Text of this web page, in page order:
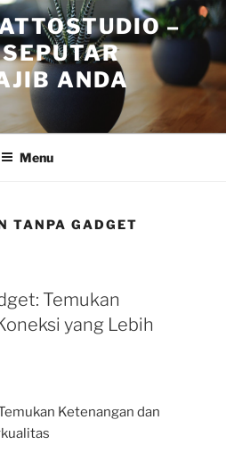
–
ANDA
Menu
TANPA GADGET
Temukan
yang Lebih
Ketenangan dan